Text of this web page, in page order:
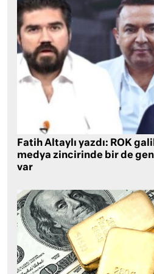
Fatih Altaylı yazdı: ROK
medya zincirinde bir de
var